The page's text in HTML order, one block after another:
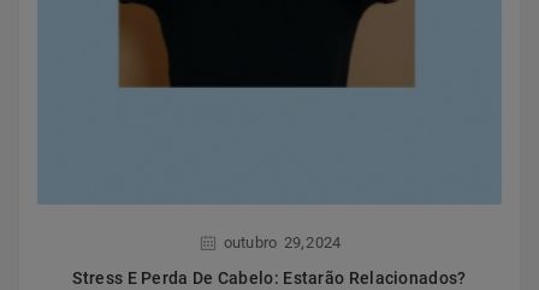
outubro 29, 2024
Stress E Perda De Cabelo: Estarão Relacionados?